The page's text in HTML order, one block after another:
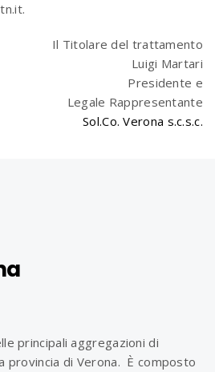
Il Titolare del trattamento
Luigi Martari
Presidente e
Legale Rappresentante
Sol.Co. Verona s.c.s.c.
principali aggregazioni di
provincia di Verona. È composto